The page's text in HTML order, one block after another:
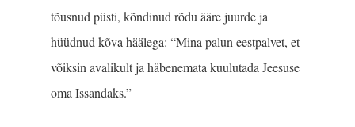
tõusnud püsti, kõndinud rõdu ääre juurde ja
hüüdnud kõva häälega: “Mina palun eestpalvet, et
võiksin avalikult ja häbenemata kuulutada Jeesuse
oma Issandaks.”